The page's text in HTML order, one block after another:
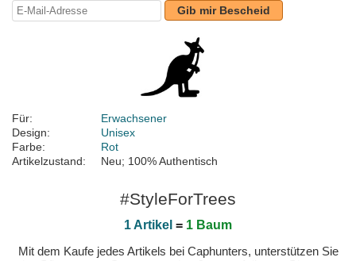
Gib mir Bescheid
Für:
Erwachsener
Design:
Unisex
Farbe:
Rot
Artikelzustand:
Neu; 100% Authentisch
#StyleForTrees
1 Artikel = 1 Baum
Mit dem Kaufe jedes Artikels bei Caphunters, unterstützen Sie